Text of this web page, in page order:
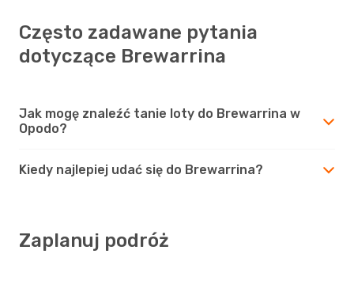
Często zadawane pytania
dotyczące Brewarrina
Jak mogę znaleźć tanie loty do Brewarrina w
Opodo?
Kiedy najlepiej udać się do Brewarrina?
Zaplanuj podróż